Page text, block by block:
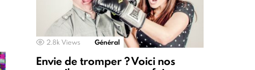
2.8k Views Général
Envie de tromper ? Voici nos